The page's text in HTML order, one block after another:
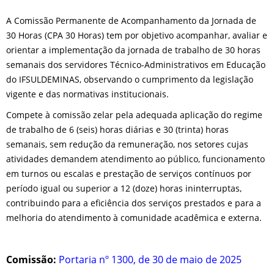
A Comissão Permanente de Acompanhamento da Jornada de
30 Horas (CPA 30 Horas) tem por objetivo acompanhar, avaliar e
orientar a implementação da jornada de trabalho de 30 horas
semanais dos servidores Técnico-Administrativos em Educação
do IFSULDEMINAS, observando o cumprimento da legislação
vigente e das normativas institucionais.
Compete à comissão zelar pela adequada aplicação do regime
de trabalho de 6 (seis) horas diárias e 30 (trinta) horas
semanais, sem redução da remuneração, nos setores cujas
atividades demandem atendimento ao público, funcionamento
em turnos ou escalas e prestação de serviços contínuos por
período igual ou superior a 12 (doze) horas ininterruptas,
contribuindo para a eficiência dos serviços prestados e para a
melhoria do atendimento à comunidade acadêmica e externa.
Comissão: Portaria nº 1300, de 30 de maio de 2025